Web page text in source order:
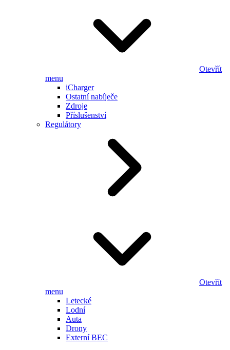
Otevřít
menu
iCharger
Ostatní nabíječe
Zdroje
Příslušenství
Regulátory
Otevřít
menu
Letecké
Lodní
Auta
Drony
Externí BEC